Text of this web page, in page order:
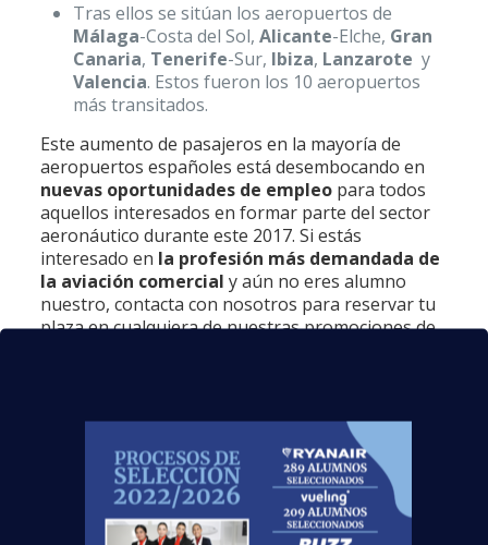
Tras ellos se sitúan los aeropuertos de
Málaga-Costa del Sol, Alicante-Elche, Gran
Canaria, Tenerife-Sur, Ibiza, Lanzarote y
Valencia. Estos fueron los 10 aeropuertos
más transitados.
Este aumento de pasajeros en la mayoría de
aeropuertos españoles está desembocando en
nuevas oportunidades de empleopara todos
aquellos interesados en formar parte del sector
aeronáutico durante este 2017. Si estás
interesado en la profesión más demandada de
la aviación comercial y aún no eres alumno
nuestro, contacta con nosotros para reservar tu
plaza en cualquiera de nuestras promociones de
cualquiera denuestros centros! O,
si lo prefieres, te atendemos por
teléfono a través del902 241 206
o por Internet por medio de
nuestrosasesores online: